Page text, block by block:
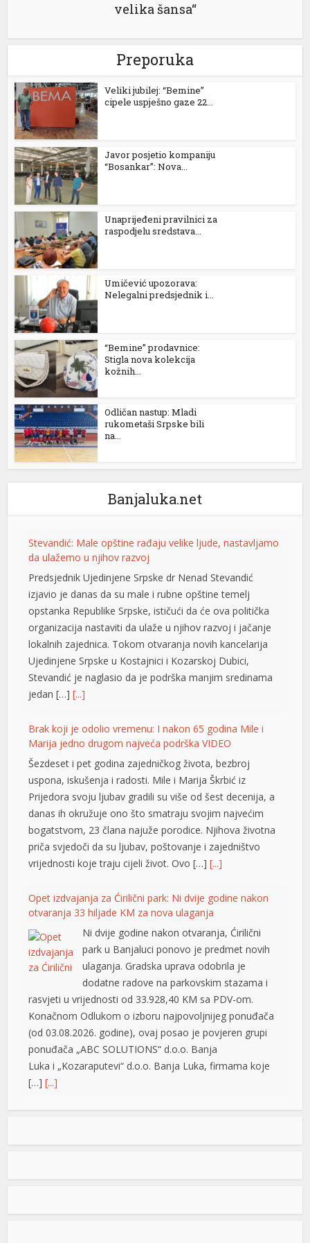
velika šansa“
Preporuka
Veliki jubilej: “Bemine”
cipele uspješno gaze 22...
Javor posjetio kompaniju
“Bosankar”: Nova...
Unaprijeđeni pravilnici za
raspodjelu sredstava...
Umičević upozorava:
Nelegalni predsjednik i...
“Bemine” prodavnice:
Stigla nova kolekcija
kožnih...
Odličan nastup: Mladi
rukometaši Srpske bili
na...
Banjaluka.net
Stevandić: Male opštine rađaju velike ljude, nastavljamo
da ulažemo u njihov razvoj
Predsjednik Ujedinjene Srpske dr Nenad Stevandić
izjavio je danas da su male i rubne opštine temelj
opstanka Republike Srpske, ističući da će ova politička
organizacija nastaviti da ulaže u njihov razvoj i jačanje
lokalnih zajednica. Tokom otvaranja novih kancelarija
Ujedinjene Srpske u Kostajnici i Kozarskoj Dubici,
Stevandić je naglasio da je podrška manjim sredinama
jedan […][...]
Brak koji je odolio vremenu: I nakon 65 godina Mile i
Marija jedno drugom najveća podrška VIDEO
Šezdeset i pet godina zajedničkog života, bezbroj
uspona, iskušenja i radosti. Mile i Marija Škrbić iz
Prijedora svoju ljubav gradili su više od šest decenija, a
danas ih okružuje ono što smatraju svojim najvećim
bogatstvom, 23 člana najuže porodice. Njihova životna
priča svjedoči da su ljubav, poštovanje i zajedništvo
vrijednosti koje traju cijeli život. Ovo […][...]
Opet izdvajanja za Ćirilični park: Ni dvije godine nakon
otvaranja 33 hiljade KM za nova ulaganja
Ni dvije godine nakon otvaranja, Ćirilični
park u Banjaluci ponovo je predmet novih
ulaganja. Gradska uprava odobrila je
dodatne radove na parkovskim stazama i
rasvjeti u vrijednosti od 33.928,40 KM sa PDV-om.
Konačnom Odlukom o izboru najpovoljnijeg ponuđača
(od 03.08.2026. godine), ovaj posao je povjeren grupi
ponuđača „ABC SOLUTIONS“ d.o.o. Banja
Luka i „Kozaraputevi“ d.o.o. Banja Luka, firmama koje
[…][...]
1954. godine u Ljubotićima, a veći dio života proveo je u